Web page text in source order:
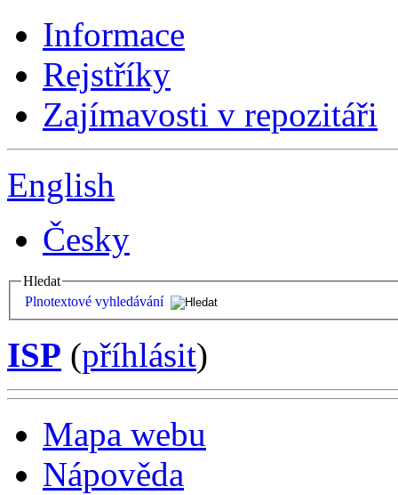
Informace
Rejstříky
Zajímavosti v repozitáři
English
Česky
Hledat
Plnotextové vyhledávání
ISP (příhlásit)
Mapa webu
Nápověda